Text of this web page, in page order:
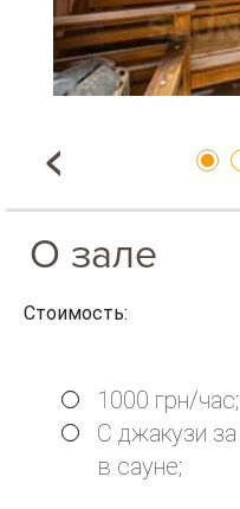
О зале
Стоимость:
1000 грн/час;
С джакузи
в сауне;